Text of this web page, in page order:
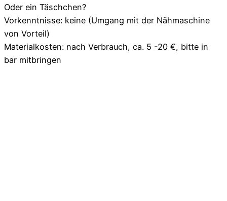
Oder ein Täschchen?
Vorkenntnisse: keine (Umgang mit der Nähmaschine
von Vorteil)
Materialkosten: nach Verbrauch, ca. 5 -20 €, bitte in
bar mitbringen